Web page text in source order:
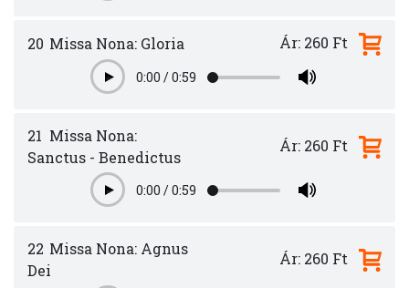
20 Missa Nona: Gloria
Play0:00 /0:59
Ár: 260 Ft
21 Missa Nona:
Sanctus - Benedictus
Play0:00 /0:59
Ár: 260 Ft
22 Missa Nona: Agnus
Dei
Ár: 260 Ft